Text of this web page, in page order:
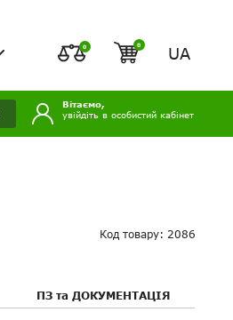
0 0 UA
Вітаємо,
увійдіть в особистий кабінет
Код товару: 2086
ПЗ та ДОКУМЕНТАЦІЯ